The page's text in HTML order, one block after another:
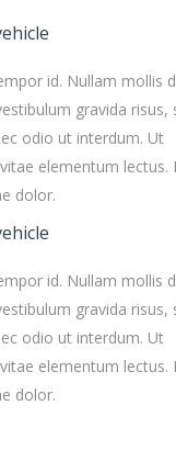
id. Nullam mollis
gravida risus,
odio ut interdum. Ut
elementum lectus.
dolor.
id. Nullam mollis
gravida risus,
odio ut interdum. Ut
elementum lectus.
dolor.